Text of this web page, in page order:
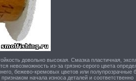
довольно высокая. Смазка пластичная,
невозможность из-за грязно-серого цвета
бежево-кремовых цветов или полупрозрачные
начала износа деталей и соответственно